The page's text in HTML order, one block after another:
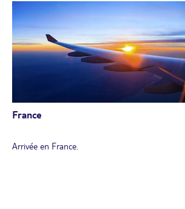
France
Arrivée en France.